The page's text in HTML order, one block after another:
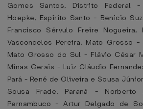
Gomes Santos, Distrito Federal -
Hoepke, Espírito Santo - Benicio
Francisco Sérvulo Freire Nogueira,
Vasconcelos Pereira, Mato Grosso -
Mato Grosso do Sul - Flávio César
Minas Gerais - Luiz Cláudio
Pará - René de Oliveira e Sousa
Sousa Frade, Paraná - Norberto
Pernambuco - Artur Delgado de